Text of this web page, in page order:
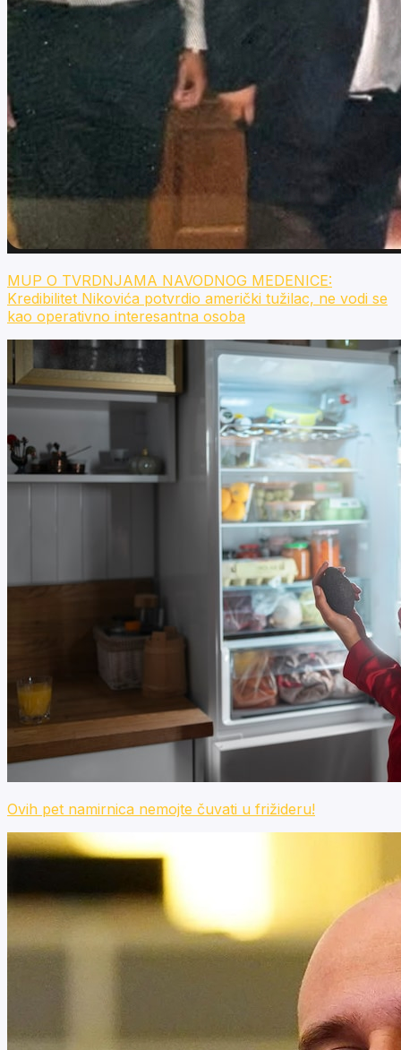
MUP O TVRDNJAMA NAVODNOG MEDENICE:
Kredibilitet Nikovića potvrdio američki tužilac, ne vodi se
kao operativno interesantna osoba
Ovih pet namirnica nemojte čuvati u frižideru!